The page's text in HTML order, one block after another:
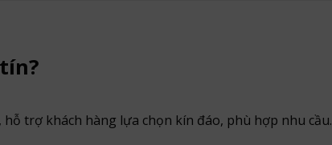
trợ khách hàng lựa chọn kín đáo, phù hợp nhu cầu.